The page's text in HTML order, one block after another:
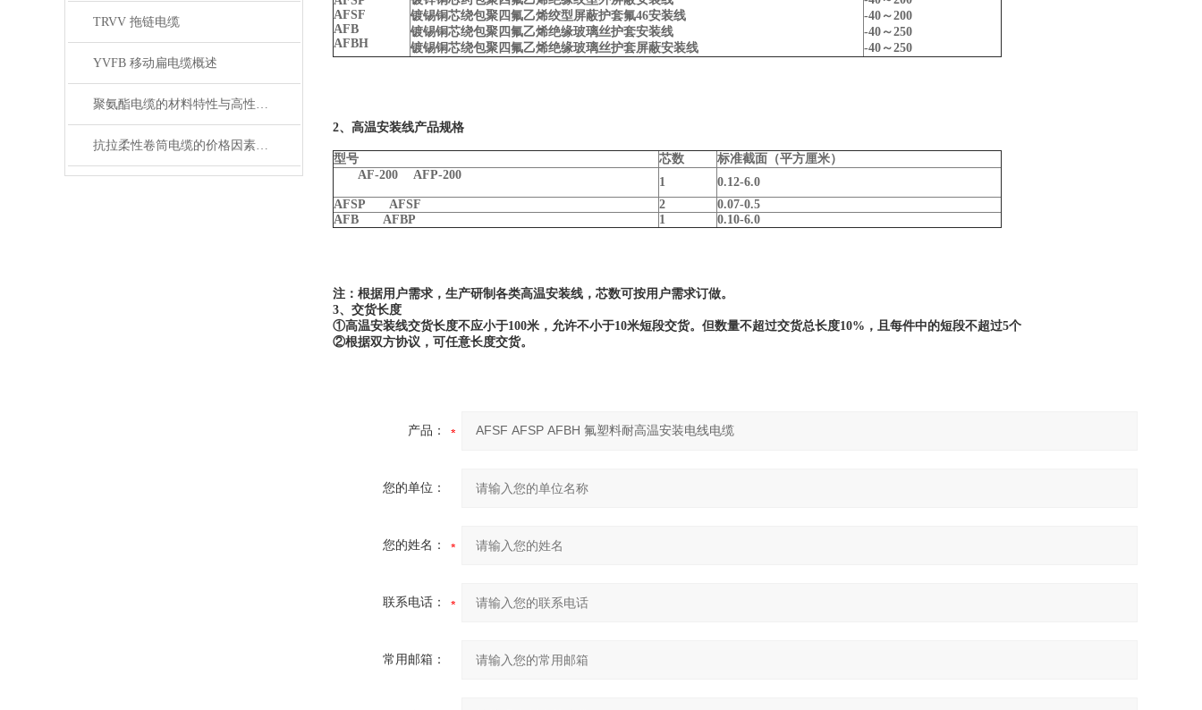
TRVV 拖链电缆
YVFB 移动扁电缆概述
聚氨酯电缆的材料特性与高性能应用优势解析
抗拉柔性卷筒电缆的价格因素有哪些影响？
AFSF
AFB
AFBH
镀锡铜芯绕包聚四氟乙烯绞型屏蔽护套氟46安装线
镀锡铜芯绕包聚四氟乙烯绝缘玻璃丝护套安装线
镀锡铜芯绕包聚四氟乙烯绝缘玻璃丝护套屏蔽安装线
-40～200
-40～250
-40～250
2、高温安装线产品规格
型号 芯数
标准截面（平方厘米）
AF-200 AFP-200
1
0.12-6.0
AFSP AFSF
2
0.07-0.5
AFB AFBP
1 0.10-6.0
注：根据用户需求，生产研制各类高温安装线，芯数可按用户需求订做。
3、交货长度
①高温安装线交货长度不应小于100米，允许不小于10米短段交货。但数量不超过交货总长度10%，且每件中的短段不超过5个
②根据双方协议，可任意长度交货。
产品：
您的单位：
您的姓名：
联系电话：
常用邮箱：